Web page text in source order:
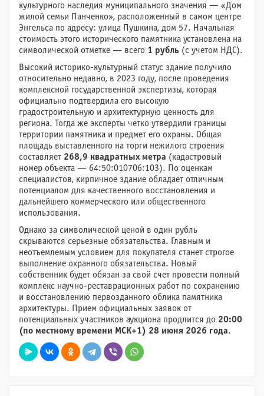
культурного наследия муниципального значения — «Дом
жилой семьи Панченко», расположенный в самом центре
Энгельса по адресу: улица Пушкина, дом 57. Начальная
стоимость этого исторического памятника установлена на
символической отметке — всего 1 рубль (с учетом НДС).
Высокий историко-культурный статус здание получило
относительно недавно, в 2023 году, после проведения
комплексной государственной экспертизы, которая
официально подтвердила его высокую
градостроительную и архитектурную ценность для
региона. Тогда же эксперты четко утвердили границы
территории памятника и предмет его охраны. Общая
площадь выставленного на торги нежилого строения
составляет 268,9 квадратных метра (кадастровый
номер объекта — 64:50:010706:103). По оценкам
специалистов, кирпичное здание обладает отличным
потенциалом для качественного восстановления и
дальнейшего коммерческого или общественного
использования.
Однако за символической ценой в один рубль
скрываются серьезные обязательства. Главным и
неотъемлемым условием для покупателя станет строгое
выполнение охранного обязательства. Новый
собственник будет обязан за свой счет провести полный
комплекс научно-реставрационных работ по сохранению
и восстановлению первозданного облика памятника
архитектуры. Прием официальных заявок от
потенциальных участников аукциона продлится до 20:00
(по местному времени МСК+1) 28 июня 2026 года.